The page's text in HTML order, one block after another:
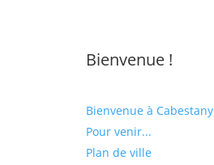
Bienvenue !
Bienvenue à Cabestany
Pour venir...
Plan de ville